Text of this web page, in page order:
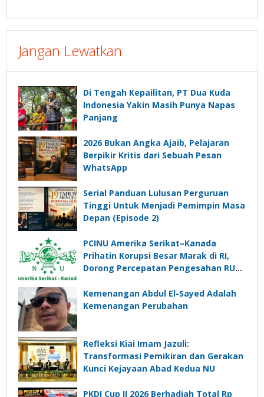
Jangan Lewatkan
Di Tengah Kepailitan, PT Dua Kuda
Indonesia Yakin Masih Punya Napas
Panjang
2026 Bukan Angka Ajaib, Pelajaran
Berpikir Kritis dari Sebuah Pesan
WhatsApp
Serial Panduan Lulusan Perguruan
Tinggi Untuk Menjadi Pemimpin Masa
Depan (Episode 2)
PCINU Amerika Serikat–Kanada
Prihatin Korupsi Besar Marak di RI,
Dorong Percepatan Pengesahan RUU
Kemenangan Abdul El-Sayed Adalah
Kemenangan Perubahan
Refleksi Kiai Imam Jazuli:
Transformasi Pemikiran dan Gerakan
Kunci Kejayaan Abad Kedua NU
PKDI Cup II 2026 Berhadiah Total Rp